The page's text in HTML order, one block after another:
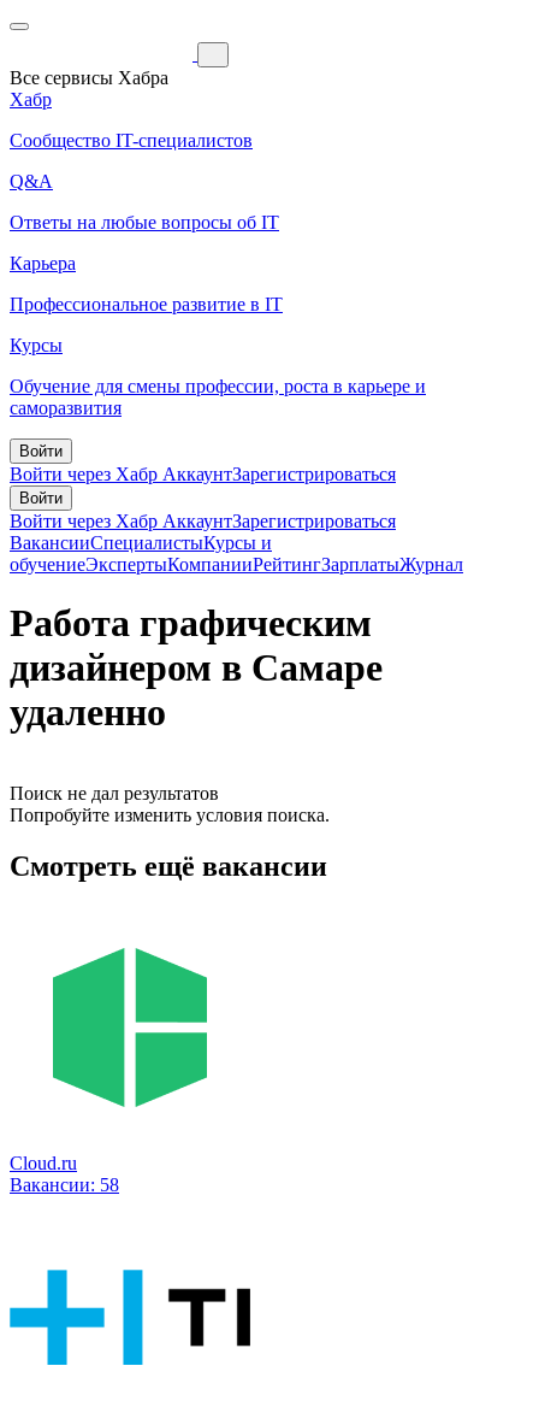
Все сервисы Хабра
Хабр
Сообщество IT-специалистов
Q&A
Ответы на любые вопросы об IT
Карьера
Профессиональное развитие в IT
Курсы
Обучение для смены профессии, роста в карьере и
саморазвития
Войти
Войти через Хабр АккаунтЗарегистрироваться
Войти
Войти через Хабр АккаунтЗарегистрироваться
ВакансииСпециалистыКурсы и
обучениеЭкспертыКомпанииРейтингЗарплатыЖурнал
Работа графическим
дизайнером в Самаре
удаленно
Поиск не дал результатов
Попробуйте изменить условия поиска.
Смотреть ещё вакансии
Cloud.ru
Вакансии: 58